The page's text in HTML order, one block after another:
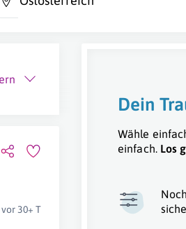
vor 30+ T
Dein
Wähle
einfach. Los